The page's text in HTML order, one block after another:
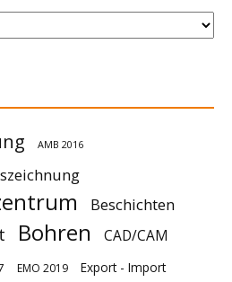
AMB 2016
Beschichten
Bohren CAD/CAM
EMO 2019 Export - Import